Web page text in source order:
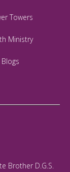
Towers
Ministry
Blogs
Brother D.G.S.